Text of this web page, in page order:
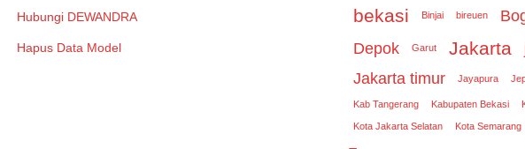
Hubungi DEWANDRA
Hapus Data Model
bekasi Binjai bireuen
Depok Garut Jakarta
Jakarta timur
Jayapura
Kab Tangerang Kabupaten Bekasi
Kota Jakarta Selatan Kota Semarang